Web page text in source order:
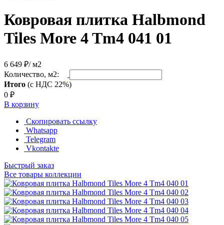
Ковровая плитка Halbmond
Tiles More 4 Tm4 041 01
6 649 ₽/ м2
Количество, м2:
Итого (с НДС 22%)
0 ₽
В корзину
Скопировать ссылку
Whatsapp
Telegram
Vkontakte
Быстрый заказ
Все товары коллекции